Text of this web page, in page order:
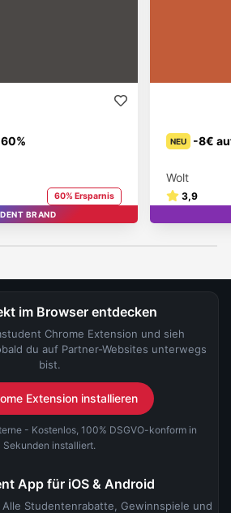
60% Ersparnis
BRAND
NEU -8€
Wolt
3,9
im Browser entdecken
Chrome Extension und sieh
du auf Partner-Websites unterwegs
bist.
Extension installieren
- Kostenlos, 100% DSGVO-konform in
Sekunden installiert.
App für iOS & Android
Studentenrabatte, Gewinnspiele und